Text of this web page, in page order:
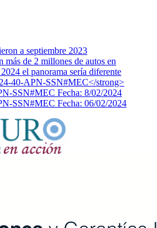
a septiembre 2023
más de 2 millones de autos en
el panorama sería diferente
40-APN-SSN#MEC</strong>
SSN#MEC Fecha: 8/02/2024
SSN#MEC Fecha: 06/02/2024